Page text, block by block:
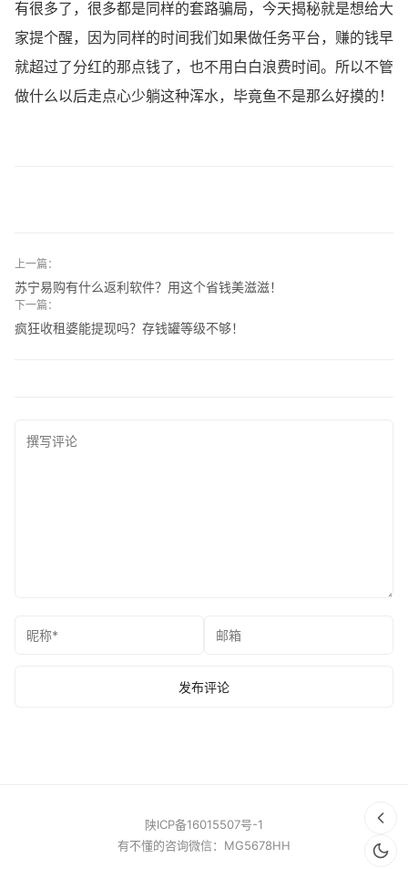
有很多了，很多都是同样的套路骗局，今天揭秘就是想给大
家提个醒，因为同样的时间我们如果做任务平台，赚的钱早
就超过了分红的那点钱了，也不用白白浪费时间。所以不管
做什么以后走点心少躺这种浑水，毕竟鱼不是那么好摸的！
上一篇：
苏宁易购有什么返利软件？用这个省钱美滋滋！
下一篇：
疯狂收租婆能提现吗？存钱罐等级不够！
陕ICP备16015507号-1
有不懂的咨询微信：MG5678HH